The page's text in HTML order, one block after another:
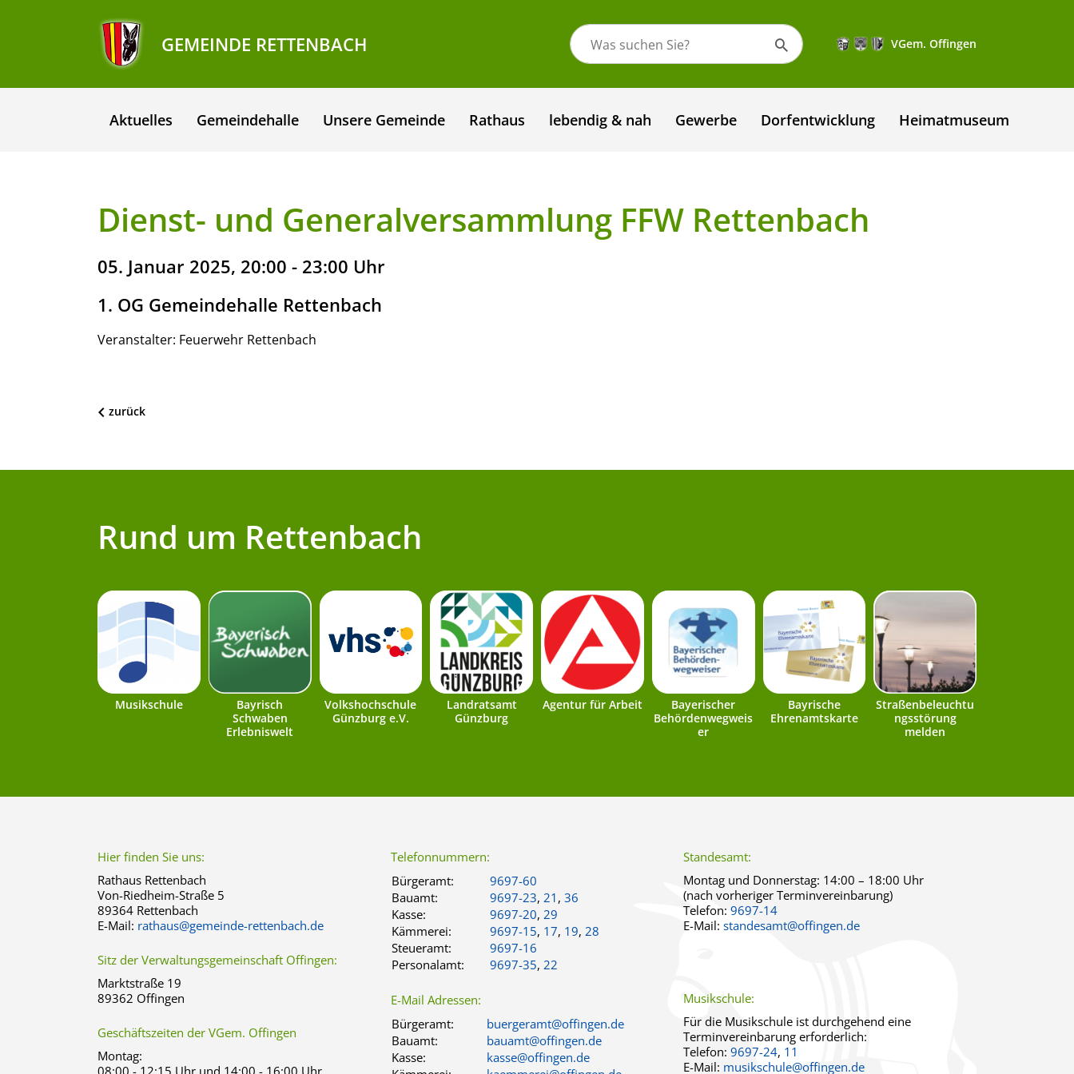
GEMEINDE RETTENBACH VGem. Offingen
Aktuelles Gemeindehalle Unsere Gemeinde Rathaus lebendig & nah Gewerbe Dorfentwicklung Heimatmuseum
Dienst- und Generalversammlung FFW Rettenbach
05. Januar 2025, 20:00 - 23:00 Uhr
1. OG Gemeindehalle Rettenbach
Veranstalter: Feuerwehr Rettenbach
zurück
Rund um Rettenbach
Musikschule
Bayrisch
Schwaben
Erlebniswelt
Volkshochschule
Günzburg e.V.
Landratsamt
Günzburg
Agentur für Arbeit
Bayerischer
Behördenwegweis
er
Bayrische
Ehrenamtskarte
Straßenbeleuchtu
ngsstörung
melden
Hier finden Sie uns:
Rathaus Rettenbach
Von-Riedheim-Straße 5
89364 Rettenbach
E-Mail: rathaus@gemeinde-rettenbach.de
Sitz der Verwaltungsgemeinschaft Offingen:
Marktstraße 19
89362 Offingen
Geschäftszeiten der VGem. Offingen
Montag:
08:00 - 12:15 Uhr und 14:00 - 16:00 Uhr
Telefonnummern:
Bürgeramt:
9697-60
Bauamt:
9697-23, 21 , 36
Kasse:
9697-20, 29
Kämmerei:
9697-15, 17, 19, 28
Steueramt:
9697-16
Personalamt:
9697-35, 22
E-Mail Adressen:
Bürgeramt:
buergeramt@offingen.de
Bauamt:
bauamt@offingen.de
Kasse:
kasse@offingen.de
Standesamt:
Montag und Donnerstag: 14:00 – 18:00 Uhr
(nach vorheriger Terminvereinbarung)
Telefon:9697-14
E-Mail:standesamt@offingen.de
Musikschule:
Für die Musikschule ist durchgehend eine
Terminvereinbarung erforderlich:
Telefon:9697-24, 11
E-Mail: musikschule@offingen.de